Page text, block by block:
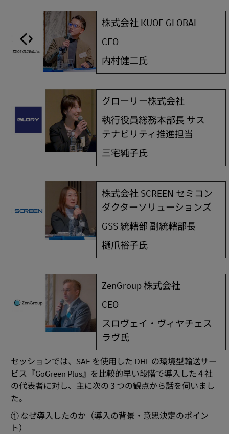
株式会社 KUOE GLOBAL
CEO
内村健二氏
グローリー株式会社
執行役員総務本部長 サス
テナビリティ推進担当
三宅純子氏
株式会社 SCREEN セミコン
ダクターソリューションズ
GSS 統轄部 副統轄部長
樋爪裕子氏
ZenGroup 株式会社
CEO
スロヴェイ・ヴィヤチェス
ラヴ氏
セッションでは、SAF を使用した DHL の環境型輸送サー
ビス『GoGreen Plus』を比較的早い段階で導入した 4 社
の代表者に対し、主に次の 3 つの観点から話を伺いまし
た。
① なぜ導入したのか（導入の背景・意思決定のポイン
ト）